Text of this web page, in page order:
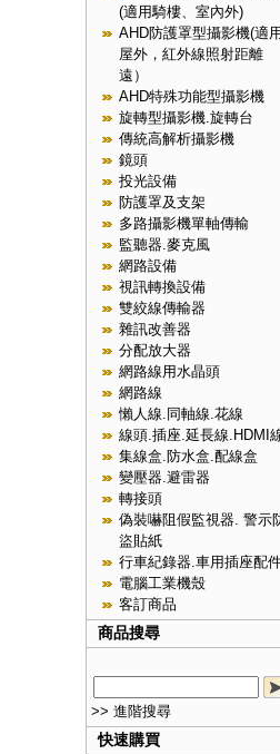
(適用騎樓、室內外)
AHD防護罩型攝影機(適用
屋外，紅外線照射距離
遠）
AHD特殊功能型攝影機
旋轉型攝影機.旋轉台
傳統高解析攝影機
鏡頭
投光設備
防護罩及支架
多路攝影機單軸傳輸
監聽器.麥克風
網路設備
視訊轉換設備
雙絞線傳輸器
雜訊改善器
分配放大器
網路線用水晶頭
網路線
懶人線.同軸線.花線
線頭.插座.延長線.HDMI
集線盒.防水盒.配線盒
變壓器.避雷器
轉接頭
偽裝嚇阻假監視器. 警示
盜貼紙
行車紀錄器.車用插座配
電腦工業機殼
客訂商品
商品搜尋
>> 進階搜尋
快速購買